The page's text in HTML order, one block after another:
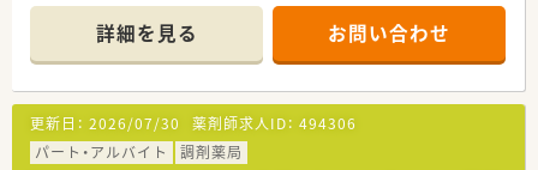
詳細を見る お問い合わせ
更新日： 2026/07/30 薬剤師求人ID： 494306
パート・アルバイト
調剤薬局